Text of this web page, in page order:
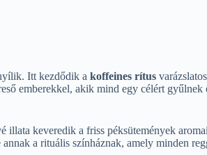
Itt kezdődik a koffeines rítus
emberekkel, akik mind egy célért gyűlnek
keveredik a friss péksütemények
a rituális színháznak, amely minden